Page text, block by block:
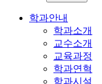
학과안내
학과소개
교수소개
교육과정
학과연혁
학과시설